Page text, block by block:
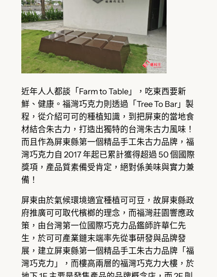
近年人人都談「Farm to Table」，吃東西要新
鮮、健康。福灣巧克力則透過「Tree To Bar」製
程，從介紹可可的種植知識，到把屏東的當地食
材結合朱古力，打造出獨特的台灣朱古力風味！
而且作為屏東縣第一個精品手工朱古力品牌，福
灣巧克力自 2017 年起已累計獲得超過 50 個國際
獎項，產品質素備受肯定，絕對係美味與實力兼
備！
屏東由於氣候環境適宜種植可可豆，故屏東縣政
府推廣可可取代檳榔的理念，而福灣莊園響應政
策，由台灣第一位國際巧克力品鑑師許華仁先
生，於可可產業鏈末端率先從事研發與品牌發
展，建立屏東縣第一個精品手工朱古力品牌「福
灣巧克力」，而樓高兩層的福灣巧克力大樓，於